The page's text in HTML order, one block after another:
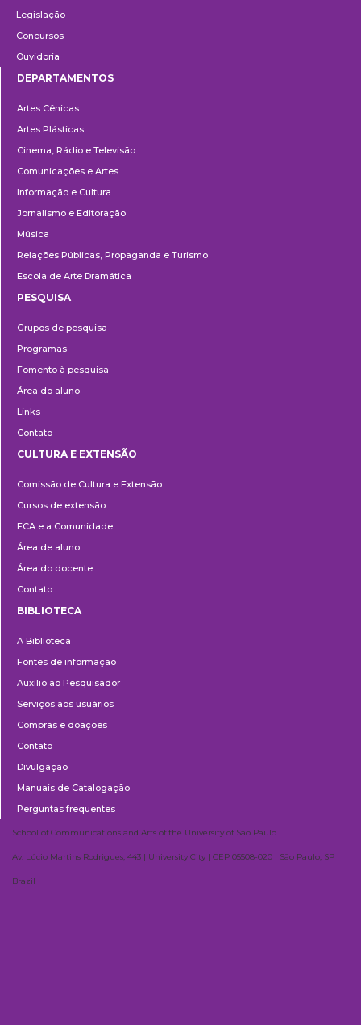
Legislação
Concursos
Ouvidoria
DEPARTAMENTOS
Artes Cênicas
Artes Plásticas
Cinema, Rádio e Televisão
Comunicações e Artes
Informação e Cultura
Jornalismo e Editoração
Música
Relações Públicas, Propaganda e Turismo
Escola de Arte Dramática
PESQUISA
Grupos de pesquisa
Programas
Fomento à pesquisa
Área do aluno
Links
Contato
e
Extensão
CULTURA E EXTENSÃO
Comissão de Cultura e Extensão
Cursos de extensão
ECA e a Comunidade
Área de aluno
Área do docente
Contato
BIBLIOTECA
A Biblioteca
Fontes de informação
Auxílio ao Pesquisador
Serviços aos usuários
Compras e doações
Contato
Divulgação
Manuais de Catalogação
Perguntas frequentes
School of Communications and Arts of the University of São Paulo
Av. Lúcio Martins Rodrigues, 443 | University City | CEP 05508-020 | São Paulo, SP |
Brazil